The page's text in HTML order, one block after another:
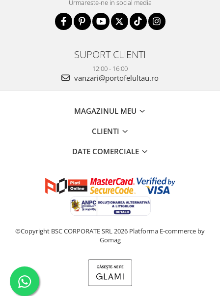
Urmareste-ne in social media
SUPORT CLIENTI
12:00 - 16:00
vanzari@portofelultau.ro
MAGAZINUL MEU
CLIENTI
DATE COMERCIALE
©Copyright BSC CORPORATE SRL 2026 Platforma E-commerce by
Gomag